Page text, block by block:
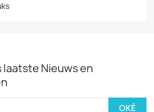
laatste Nieuws en